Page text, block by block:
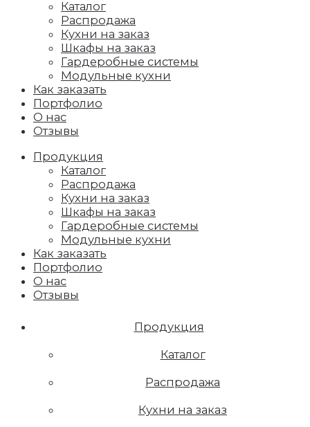
Каталог
Распродажа
Кухни на заказ
Шкафы на заказ
Гардеробные системы
Модульные кухни
Как заказать
Портфолио
О нас
Отзывы
Продукция
Каталог
Распродажа
Кухни на заказ
Шкафы на заказ
Гардеробные системы
Модульные кухни
Как заказать
Портфолио
О нас
Отзывы
Продукция
Каталог
Распродажа
Кухни на заказ